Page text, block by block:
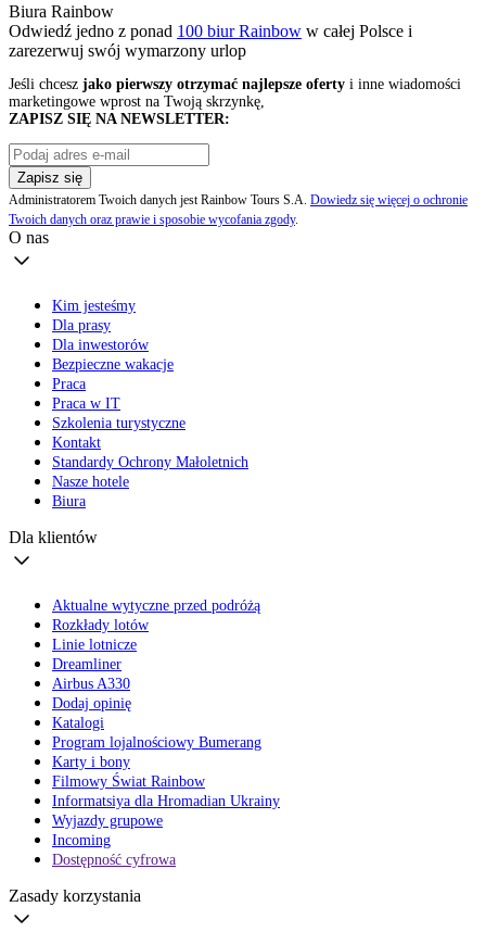
Biura Rainbow
Odwiedź jedno z ponad 100 biur Rainbow w całej Polsce i
zarezerwuj swój wymarzony urlop
Jeśli chcesz jako pierwszy otrzymać najlepsze oferty i inne wiadomości
marketingowe wprost na Twoją skrzynkę,
ZAPISZ SIĘ NA NEWSLETTER:
Zapisz się
Administratorem Twoich danych jest Rainbow Tours S.A. Dowiedz się więcej o ochronie
Twoich danych oraz prawie i sposobie wycofania zgody.
O nas
Kim jesteśmy
Dla prasy
Dla inwestorów
Bezpieczne wakacje
Praca
Praca w IT
Szkolenia turystyczne
Kontakt
Standardy Ochrony Małoletnich
Nasze hotele
Biura
Dla klientów
Aktualne wytyczne przed podróżą
Rozkłady lotów
Linie lotnicze
Dreamliner
Airbus A330
Dodaj opinię
Katalogi
Program lojalnościowy Bumerang
Karty i bony
Filmowy Świat Rainbow
Informatsiya dla Hromadian Ukrainy
Wyjazdy grupowe
Incoming
Dostępność cyfrowa
Zasady korzystania